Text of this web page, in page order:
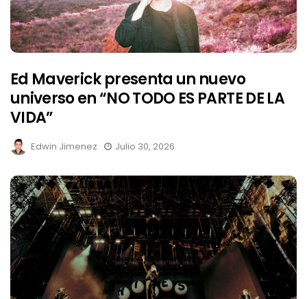
Ed Maverick presenta un nuevo
universo en “NO TODO ES PARTE DE LA
VIDA”
Edwin Jimenez Julio 30, 2026